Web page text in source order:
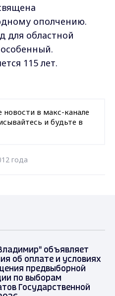
ополчению.
для областной
115 лет.
в макс-канале
и будьте в
года
объявляет
об оплате и условиях
предвыборной
по выборам
Государственной